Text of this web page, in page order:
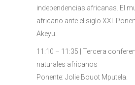
independencias africanas. El
africano ante el siglo XXI.
Akeyu.
11:10 – 11:35 | Tercera
naturales africanos
Ponente: Jolie Bouot Mputela.